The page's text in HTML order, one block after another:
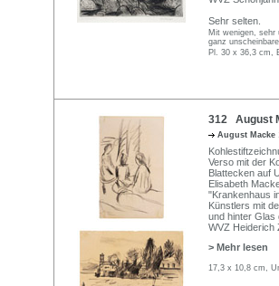
Sehr selten.
Mit wenigen, sehr
ganz
Pl. 30 x 36,3 cm,
312 August
August Macke
Verso mit der
Blattecken auf
Elisabeth
"Krankenhaus
Künstlers mit
und hinter Glas
WVZ Heiderich
> Mehr lesen
17,3 x 10,8 cm,